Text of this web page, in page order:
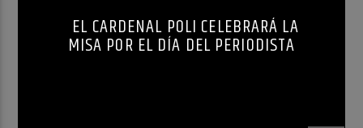
EL CARDENAL POLI CELEBRARÁ LA
MISA POR EL DÍA DEL PERIODISTA